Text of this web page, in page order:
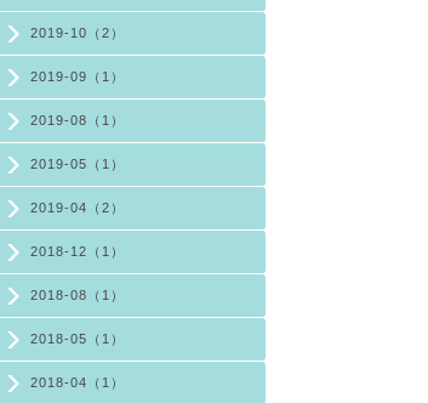
2019-10（2）
2019-09（1）
2019-08（1）
2019-05（1）
2019-04（2）
2018-12（1）
2018-08（1）
2018-05（1）
2018-04（1）